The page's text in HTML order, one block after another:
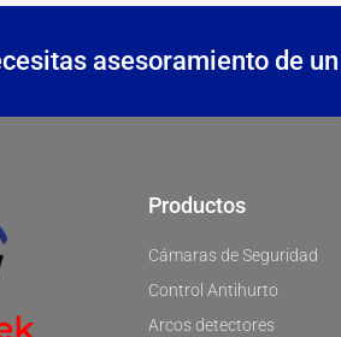
asesoramiento de
Productos
Cámaras de Seguridad
Control Antihurto
Arcos detectores